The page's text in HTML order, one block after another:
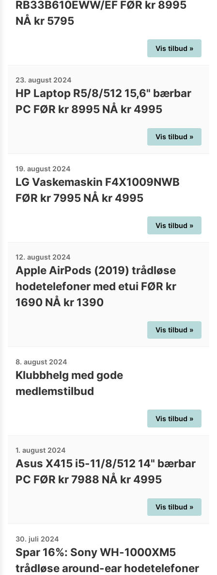
RB33B610EWW/EF FØR kr 8995
NÅ kr 5795
Vis tilbud »
23. august 2024
HP Laptop R5/8/512 15,6" bærbar
PC FØR kr 8995 NÅ kr 4995
Vis tilbud »
19. august 2024
LG Vaskemaskin F4X1009NWB
FØR kr 7995 NÅ kr 4995
Vis tilbud »
12. august 2024
Apple AirPods (2019) trådløse
hodetelefoner med etui FØR kr
1690 NÅ kr 1390
Vis tilbud »
8. august 2024
Klubbhelg med gode
medlemstilbud
Vis tilbud »
1. august 2024
Asus X415 i5-11/8/512 14" bærbar
PC FØR kr 7988 NÅ kr 4995
Vis tilbud »
30. juli 2024
Spar 16%: Sony WH-1000XM5
trådløse around-ear hodetelefoner